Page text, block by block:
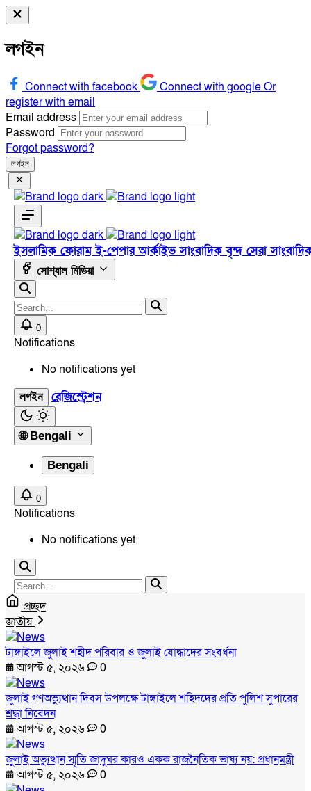
লগইন
Connect with facebook Connect with googleOr
register with email
Email address
Password
Forgot password?
লগইন
ইসলামিক ফোরামই-পেপারআর্কাইভসাংবাদিক বৃন্দসেরা
সোশ্যাল মিডিয়া
0
Notifications
No notifications yet
লগইন রেজিস্ট্রেশন
🌐 Bengali
Bengali
0
Notifications
No notifications yet
প্রচ্ছদ
জাতীয়
টাঙ্গাইলে জুলাই শহীদ পরিবার ও জুলাই যোদ্ধাদের সংবর্ধনা
আগস্ট ৫, ২০২৬
0
জুলাই গণঅভ্যুত্থান দিবস উপলক্ষে টাঙ্গাইলে শহিদদের প্রতি পুলিশ সুপারের
শ্রদ্ধা নিবেদন
আগস্ট ৫, ২০২৬
0
জুলাই অভ্যুত্থান স্মৃতি জাদুঘর কারও একক রাজনৈতিক ভাষ্য নয়: প্রধানমন্ত্রী
আগস্ট ৫, ২০২৬
0